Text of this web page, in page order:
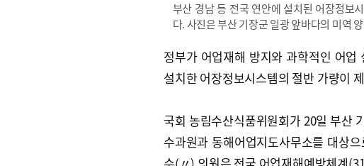
부산 경남 등 전국 연안에 설치된 어장정보
다. 사진은 부산 기장군 일광 앞바다의 미역
정부가 어업재해 방지와 과학적인 어
설치한 어장정보시스템의 절반 가량이
국회 농림수산식품위원회가 20일 부산
수과원과 동해어업지도사무소를 대상